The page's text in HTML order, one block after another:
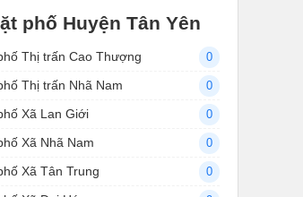
phố Huyện Tân Yên
Thị trấn Cao Thượng 0
Thị trấn Nhã Nam 0
Xã Lan Giới 0
Xã Nhã Nam 0
Xã Tân Trung 0